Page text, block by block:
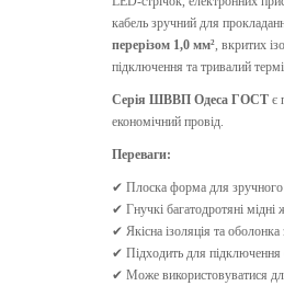
кабель зручний для
перерізом 1,0 мм², вкритих
підключення та тривалий
Серія ШВВП Одеса ГОСТ є
економічний провід.
Переваги:
✔ Плоска форма для
✔ Гнучкі багатодротяні мідні
✔ Якісна ізоляція та
✔ Підходить для підключення
✔ Може використовуватися